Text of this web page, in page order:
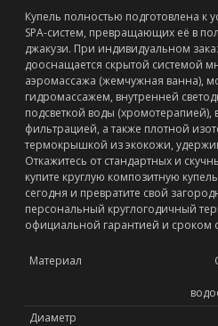
Купель полностью подготовлена к
SPA-систем, превращающих её в
джакузи. При индивидуальном
дооснащается скрытой системой
аэромассажа (жемчужная ванна),
гидромассажем, внутренней
подсветкой воды (хромотерапией),
фильтрацией, а также плотной
термокрышкой из экокожи,
Откажитесь от стандартных и
купите круглую композитную
сегодня и превратите свой
персональный круглогодичный
официальной гарантией и сроком
Материал
Диаметр